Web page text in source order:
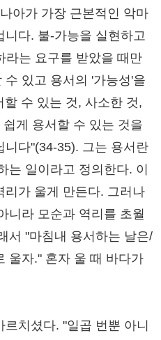
아가 가장 근본적인 악마
다. 불-가능을 실현하고
라는 요구를 받았을 때만
있고 용서의 '가능성'을
수 있는 것, 사소한 것,
게 용서할 수 있는 것을
니다"(34-35). 그는 용서란
는 일이라고 정의한다. 이
리가 울게 만든다. 그러나
니라 모순과 역리를 초월
서 "마침내 용서하는 날은/
울자." 혼자 울 때 바다가
치셨다. "일곱 번뿐 아니